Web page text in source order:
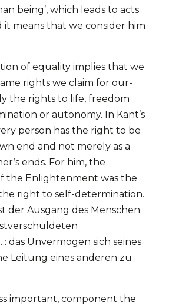
being’, which leads to acts
it means that we consi­der him
of equa­li­ty implies that we
rights we claim for our­
the rights to life, freedom
or autonomy. In Kant’s
per­son has the right to be
end and not merely as a
ends. For him, the
the Enlightenment was the
right to self-determination.
der Ausgang des Menschen
das Unvermögen sich seines
Leitung eines anderen zu
important, component the